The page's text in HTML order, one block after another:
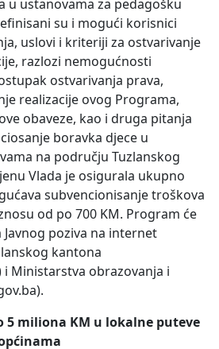
u ustanovama za pedagošku
su i mogući korisnici
uslovi i kriteriji za ostvarivanje
razlozi nemogućnosti
ostvarivanja prava,
realizacije ovog Programa,
obaveze, kao i druga pitanja
boravka djece u
na području Tuzlanskog
Vlada je osigurala ukupno
subvencionisanje troškova
od po 700 KM. Program će
poziva na internet
kantona
Ministarstva obrazovanja i
5 miliona KM u lokalne puteve